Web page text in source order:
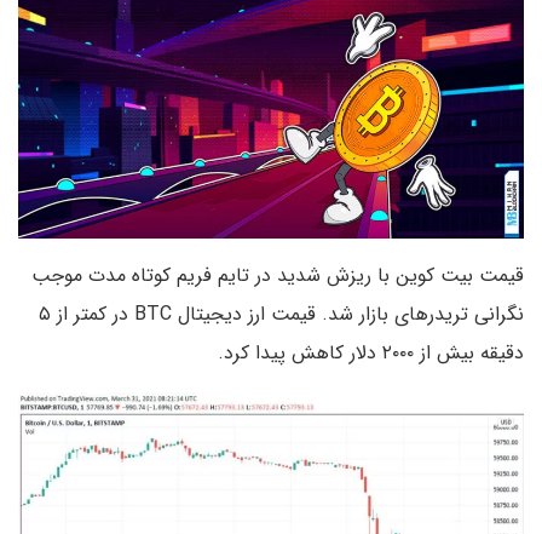
قیمت بیت کوین با ریزش شدید در تایم فریم کوتاه مدت موجب
نگرانی تریدرهای بازار شد. قیمت ارز دیجیتال BTC در کمتر از ۵
دقیقه بیش از ۲۰۰۰ دلار کاهش پیدا کرد.